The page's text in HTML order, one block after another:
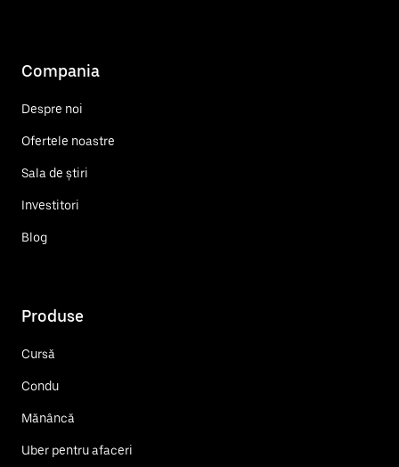
Compania
Despre noi
Ofertele noastre
Sala de știri
Investitori
Blog
Produse
Cursă
Condu
Mănâncă
Uber pentru afaceri